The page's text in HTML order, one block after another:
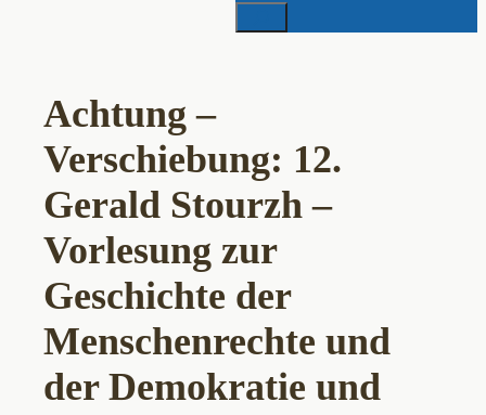
Suchen
Achtung –
Verschiebung: 12.
Gerald Stourzh –
Vorlesung zur
Geschichte der
Menschenrechte und
der Demokratie und